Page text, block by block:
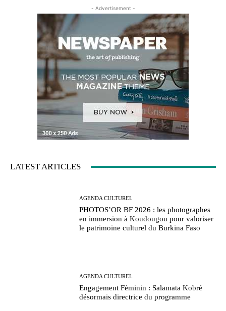
- Advertisement -
LATEST ARTICLES
AGENDA CULTUREL
PHOTOS’OR BF 2026 : les photographes
en immersion à Koudougou pour valoriser
le patrimoine culturel du Burkina Faso
AGENDA CULTUREL
Engagement Féminin : Salamata Kobré
désormais directrice du programme